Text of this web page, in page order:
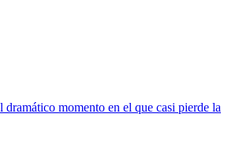
momento en el que casi pierde la